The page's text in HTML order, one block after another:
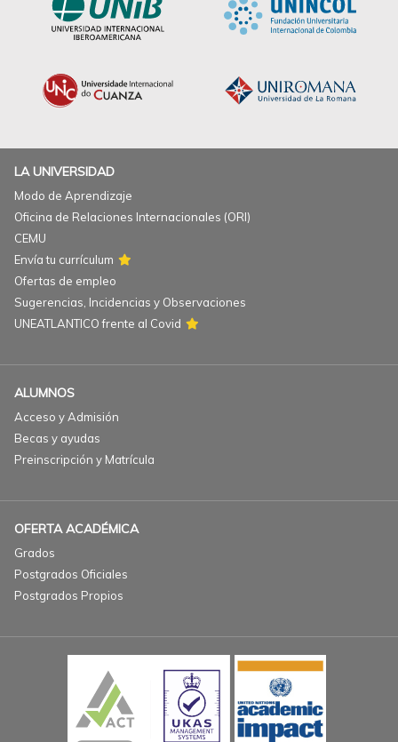
LA UNIVERSIDAD
Modo de Aprendizaje
Oficina de Relaciones Internacionales (ORI)
CEMU
Envía tu currículum
Ofertas de empleo
Sugerencias, Incidencias y Observaciones
UNEATLANTICO frente al Covid
ALUMNOS
Acceso y Admisión
Becas y ayudas
Preinscripción y Matrícula
OFERTA ACADÉMICA
Grados
Postgrados Oficiales
Postgrados Propios